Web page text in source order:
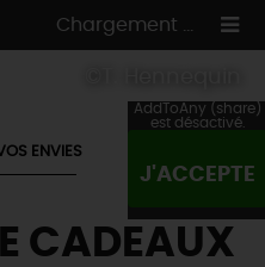
Chargement ...
ENVIES
CADEAUX
AddToAny (share)
est désactivé.
J'ACCEPTE